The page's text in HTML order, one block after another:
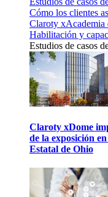
Cómo los clientes
Claroty xAcademia
Habilitación y
Estudios de casos
Claroty xDome
de la exposición
Estatal de Ohio